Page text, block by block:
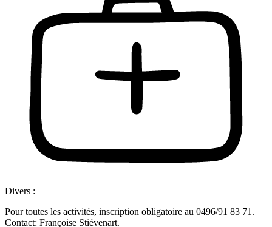
Divers :
Pour toutes les activités, inscription obligatoire au 0496/91 83 71.
Contact: Françoise Stiévenart.